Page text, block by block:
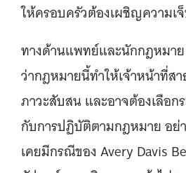
ให้ครอบครัวต้องเผชิญความ
ทางด้านแพทย์และนักกฎหมา
ว่ากฎหมายนี้ทำให้เจ้าหน้าที่ส
ภาวะสับสน และอาจต้องเลือก
กับการปฏิบัติตามกฎหมาย อย่า
เคยมีกรณีของ Avery Davis